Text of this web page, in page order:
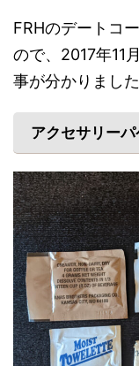
FRHのデートコ
ので、2017年11
事が分かりました
アクセサリー